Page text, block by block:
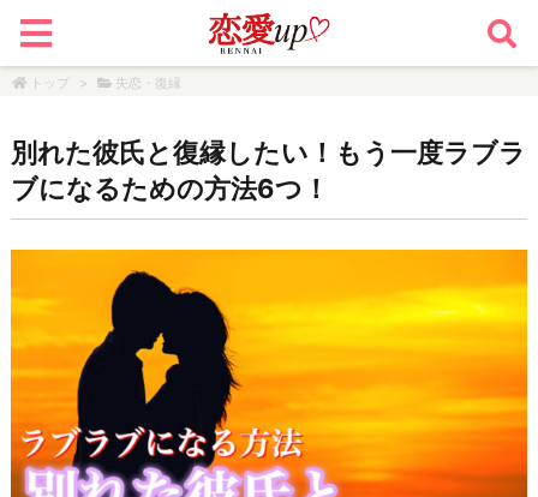
トップ > 失恋・復縁
別れた彼氏と復縁したい！もう一度ラブラ
ブになるための方法6つ！